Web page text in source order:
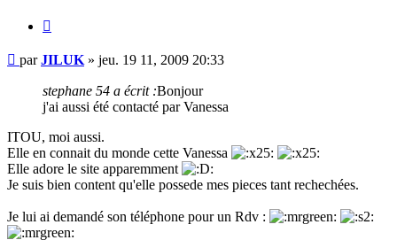
Message
parJILUK » jeu. 19 11, 2009 20:33
stephane 54 a écrit :Bonjour
j'ai aussi été contacté par Vanessa
ITOU, moi aussi.
Elle en connait du monde cette Vanessa
Elle adore le site apparemment
Je suis bien content qu'elle possede mes pieces tant rechechées.
Je lui ai demandé son téléphone pour un Rdv :